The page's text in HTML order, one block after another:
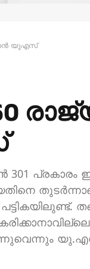
യുഎസ്
301